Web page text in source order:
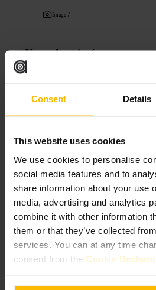
Consent Details
This website uses cookies
We use cookies to personalise
social media features and to
share information about your use
media, advertising and analytics
combine it with other information
them or that they’ve collected
services. You can at any time
consent from the Cookie
Image /
“Un pub animé avec
simples, parfait pour une
Convient pour
#Bar #Musique # Soirée #Bière
À quoi s'attendre
Musique live ou DJ selon la soirée. Petite
quelques sièges autour du bar. Carte de
cocktails classiques. Atmosphère bruyante
plus calme en début de soirée.